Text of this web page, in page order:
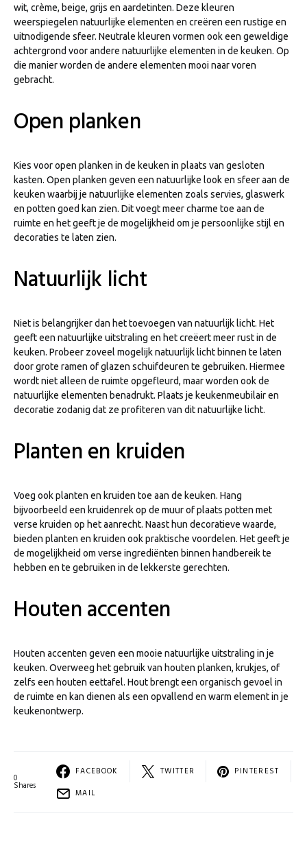
wit, crème, beige, grijs en aardetinten. Deze kleuren
weerspiegelen natuurlijke elementen en creëren een rustige en
uitnodigende sfeer. Neutrale kleuren vormen ook een geweldige
achtergrond voor andere natuurlijke elementen in de keuken. Op
die manier worden de andere elementen mooi naar voren
gebracht.
Open planken
Kies voor open planken in de keuken in plaats van gesloten
kasten. Open planken geven een natuurlijke look en sfeer aan de
keuken waarbij je natuurlijke elementen zoals servies, glaswerk
en potten goed kan zien. Dit voegt meer charme toe aan de
ruimte en het geeft je de mogelijkheid om je persoonlijke stijl en
decoraties te laten zien.
Natuurlijk licht
Niet is belangrijker dan het toevoegen van natuurlijk licht. Het
geeft een natuurlijke uitstraling en het creëert meer rust in de
keuken. Probeer zoveel mogelijk natuurlijk licht binnen te laten
door grote ramen of glazen schuifdeuren te gebruiken. Hiermee
wordt niet alleen de ruimte opgefleurd, maar worden ook de
natuurlijke elementen benadrukt. Plaats je keukenmeubilair en
decoratie zodanig dat ze profiteren van dit natuurlijke licht.
Planten en kruiden
Voeg ook planten en kruiden toe aan de keuken. Hang
bijvoorbeeld een kruidenrek op de muur of plaats potten met
verse kruiden op het aanrecht. Naast hun decoratieve waarde,
bieden planten en kruiden ook praktische voordelen. Het geeft je
de mogelijkheid om verse ingrediënten binnen handbereik te
hebben en te gebruiken in de lekkerste gerechten.
Houten accenten
Houten accenten geven een mooie natuurlijke uitstraling in je
keuken. Overweeg het gebruik van houten planken, krukjes, of
zelfs een houten eettafel. Hout brengt een organisch gevoel in
de ruimte en kan dienen als een opvallend en warm element in je
keukenontwerp.
0
Shares
FACEBOOK TWITTER
PINTEREST
MAIL